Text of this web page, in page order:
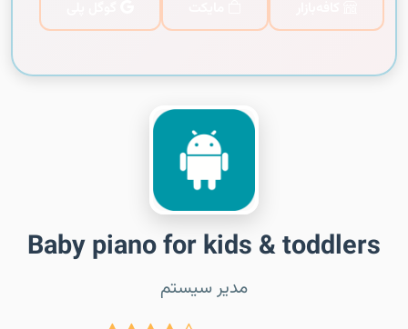
Baby piano for kids & toddlers
مدیر سیستم